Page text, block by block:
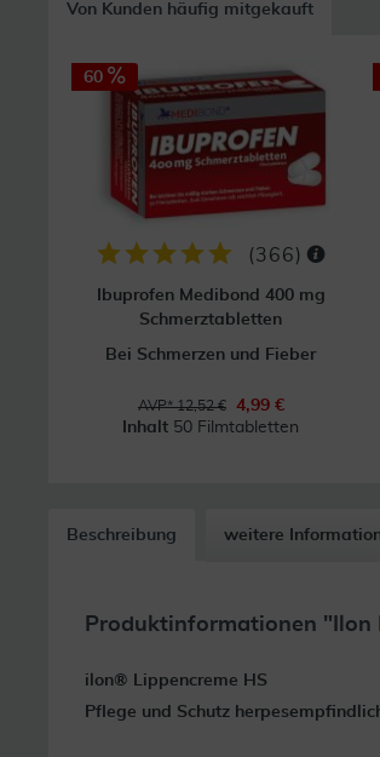
Von Kunden häufig mitgekauft
60
(366)
Ibuprofen Medibond 400 mg
Schmerztabletten
Bei Schmerzen und Fieber
AVP* 12,52 €
4,99 €
Inhalt 50 Filmtabletten
Beschreibung weitere
Produktinformationen "Ilon
ilon® Lippencreme HS
Pflege und Schutz